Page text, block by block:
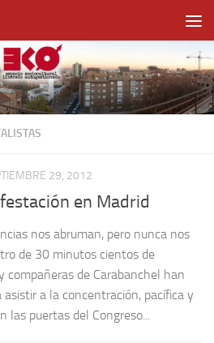
29, 2012
en Madrid
nos abruman, pero nunca nos
de 30 minutos cientos de
compañeras de Carabanchel han
asistir a la concentración, pacífica y
las puertas del Congreso...